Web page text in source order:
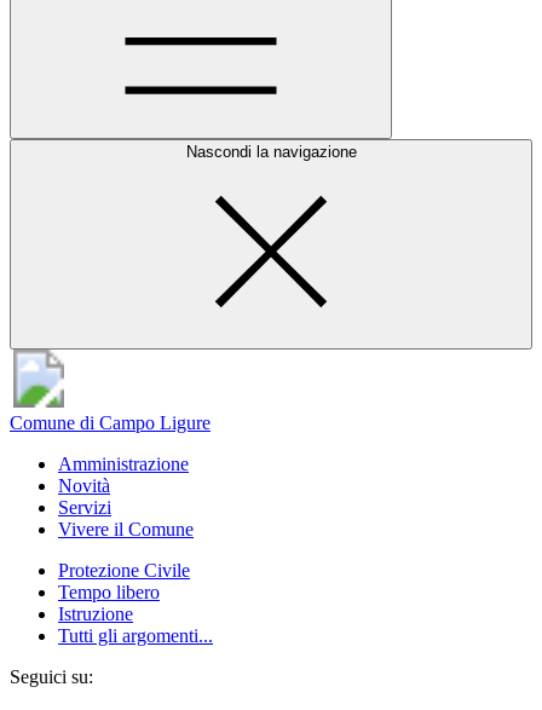
Nascondi la navigazione
Comune di Campo Ligure
Amministrazione
Novità
Servizi
Vivere il Comune
Protezione Civile
Tempo libero
Istruzione
Tutti gli argomenti...
Seguici su: